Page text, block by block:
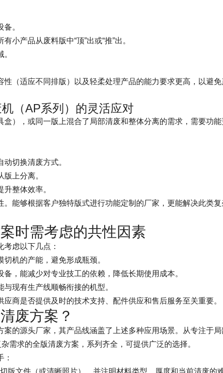
。
小产品从废料版中“顶”出或“推”出。
性（适应不同排版）以及轻柔处理产品的能力要求更高，以避
（AP系列）的灵活应对
），或同一版上混合了局部清废和整体分离的需求，需要功
切换清废方式。
上分离。
整体效率。
。能够根据客户独特版式进行功能定制的厂家，更能解决此类
时需考虑的共性因素
虑以下几点：
机的产能，避免形成瓶颈。
备，能减少对专业技工的依赖，降低长期使用成本。
现有生产线顺畅衔接的机型。
商是否提供及时的技术支持、配件供应和售后服务至关重要。
废方案？
的源头厂家，其产品线涵盖了上述多种应用场景。从专注于
需求的全版清废方案，系列齐全，可提供广泛的选择。
版文件（或清晰照片），并注明材料类型、厚度和当前清废的